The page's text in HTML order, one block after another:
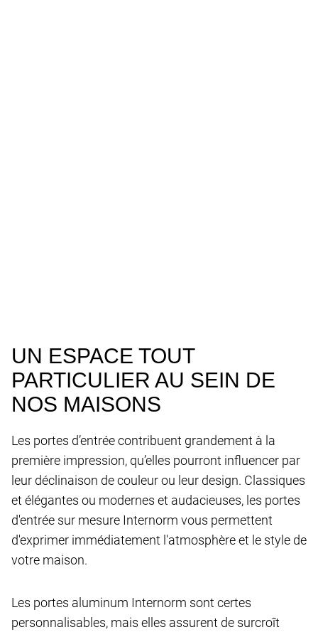
UN ESPACE TOUT